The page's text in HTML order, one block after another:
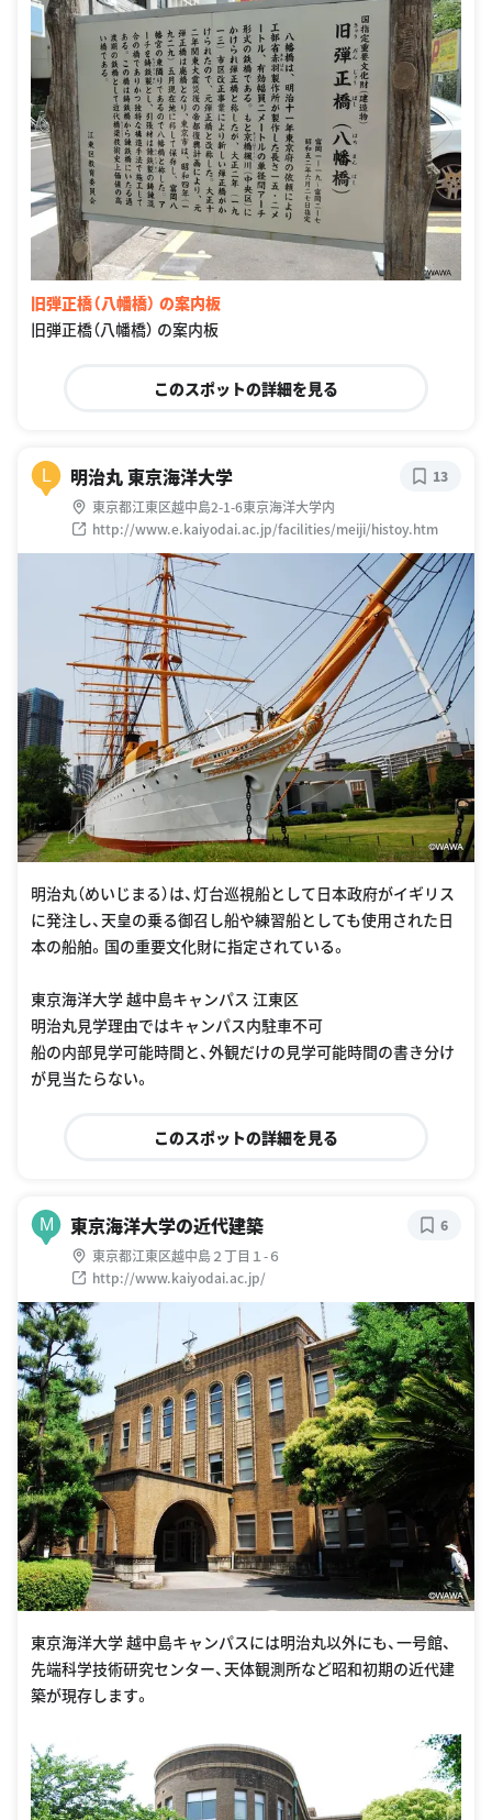
旧弾正橋（八幡橋） の案内板
旧弾正橋（八幡橋） の案内板
このスポットの詳細を見る
L 明治丸 東京海洋大学
東京都江東区越中島2-1-6東京海洋大学内
http://www.e.kaiyodai.ac.jp/facilities/meiji/histoy.htm
13
明治丸（めいじまる）は、灯台巡視船として日本政府がイギリス
に発注し、天皇の乗る御召し船や練習船としても使用された日
本の船舶。国の重要文化財に指定されている。
東京海洋大学 越中島キャンパス 江東区
明治丸見学理由ではキャンパス内駐車不可
船の内部見学可能時間と、外観だけの見学可能時間の書き分け
が見当たらない。
このスポットの詳細を見る
M 東京海洋大学の近代建築
東京都江東区越中島２丁目１-６
http://www.kaiyodai.ac.jp/
6
東京海洋大学 越中島キャンパスには明治丸以外にも、一号館、
先端科学技術研究センター、天体観測所など昭和初期の近代建
築が現存します。